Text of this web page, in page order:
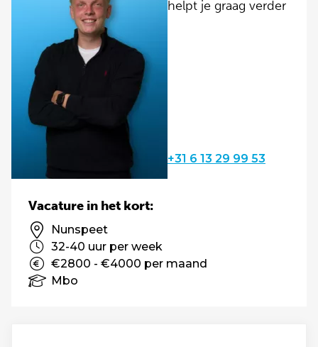
helpt je graag verder
+31 6 13 29 99 53
Vacature in het kort:
Nunspeet
32-40 uur per week
€2800 - €4000 per maand
Mbo